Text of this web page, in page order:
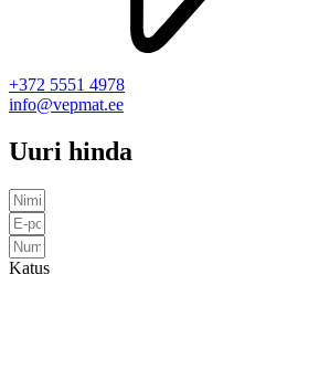
+372 5551 4978
info@vepmat.ee
Uuri hinda
Katus